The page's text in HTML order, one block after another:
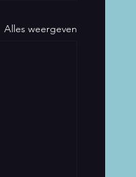
Alles weergeven